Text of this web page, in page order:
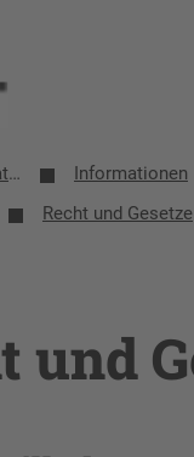
Zusammen integrative/inklusive Schule entwickeln (ZINT)
Informationen
Recht und Gesetze
und